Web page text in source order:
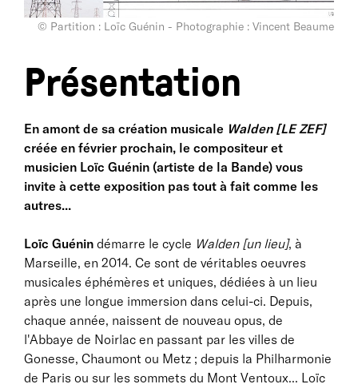
© Partition : Loïc Guénin - Photographie : Vincent Beaume
Présentation
En amont de sa création musicale Walden [LE ZEF]
créée en février prochain, le compositeur et
musicien Loïc Guénin (artiste de la Bande) vous
invite à cette exposition pas tout à fait comme les
autres...
Loïc Guénin démarre le cycle Walden [un lieu], à
Marseille, en 2014. Ce sont de véritables oeuvres
musicales éphémères et uniques, dédiées à un lieu
après une longue immersion dans celui-ci. Depuis,
chaque année, naissent de nouveau opus, de
l'Abbaye de Noirlac en passant par les villes de
Gonesse, Chaumont ou Metz ; depuis la Philharmonie
de Paris ou sur les sommets du Mont Ventoux... Loïc